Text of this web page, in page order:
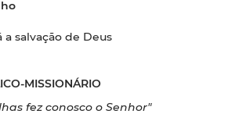
a salvação de Deus
MISSIONÁRIO
fez conosco o Senhor"